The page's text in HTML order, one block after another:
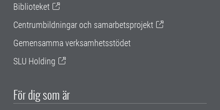
Biblioteket
Centrumbildningar och samarbetsprojekt
Gemensamma verksamhetsstödet
SLU Holding
För dig som är